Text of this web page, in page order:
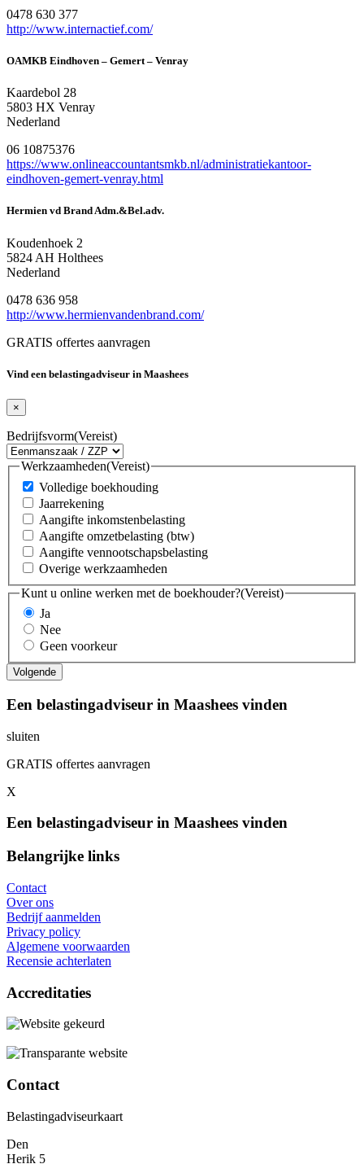
0478 630 377
http://www.internactief.com/
OAMKB Eindhoven – Gemert – Venray
Kaardebol 28
5803 HX Venray
Nederland
06 10875376
https://www.onlineaccountantsmkb.nl/administratiekantoor-
eindhoven-gemert-venray.html
Hermien vd Brand Adm.&Bel.adv.
Koudenhoek 2
5824 AH Holthees
Nederland
0478 636 958
http://www.hermienvandenbrand.com/
GRATIS offertes aanvragen
Vind een belastingadviseur in Maashees
×
Bedrijfsvorm(Vereist)
Werkzaamheden(Vereist)
Volledige boekhouding
Jaarrekening
Aangifte inkomstenbelasting
Aangifte omzetbelasting (btw)
Aangifte vennootschapsbelasting
Overige werkzaamheden
Kunt u online werken met de boekhouder?(Vereist)
Ja
Nee
Geen voorkeur
Een belastingadviseur in Maashees vinden
sluiten
GRATIS offertes aanvragen
X
Een belastingadviseur in Maashees vinden
Belangrijke links
Contact
Over ons
Bedrijf aanmelden
Privacy policy
Algemene voorwaarden
Recensie achterlaten
Accreditaties
Contact
Belastingadviseurkaart
Den
Herik 5